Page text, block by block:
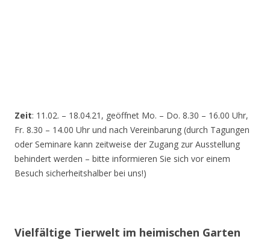
Zeit: 11.02. – 18.04.21, geöffnet Mo. – Do. 8.30 – 16.00 Uhr,
Fr. 8.30 – 14.00 Uhr und nach Vereinbarung (durch Tagungen
oder Seminare kann zeitweise der Zugang zur Ausstellung
behindert werden – bitte informieren Sie sich vor einem
Besuch sicherheitshalber bei uns!)
Vielfältige Tierwelt im heimischen Garten